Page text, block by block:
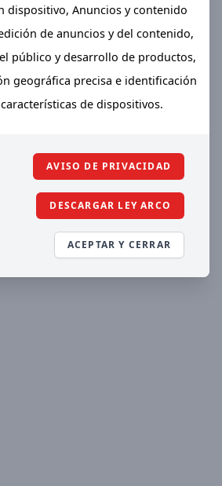
dispositivo, Anuncios y contenido
de anuncios y del contenido,
público y desarrollo de productos,
geográfica precisa e identificación
de dispositivos.
AVISO DE PRIVACIDAD
DESCARGAR LEY ARCO
ACEPTAR Y CERRAR